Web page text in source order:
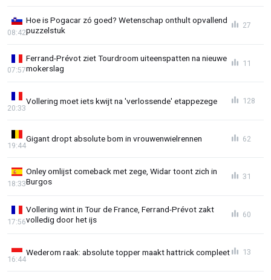
Hoe is Pogacar zó goed? Wetenschap onthult opvallend
puzzelstuk
08:42
27
Ferrand-Prévot ziet Tourdroom uiteenspatten na nieuwe
mokerslag
07:57
11
Vollering moet iets kwijt na 'verlossende' etappezege
20:33
128
Gigant dropt absolute bom in vrouwenwielrennen
19:44
62
Onley omlijst comeback met zege, Widar toont zich in
Burgos
18:33
31
Vollering wint in Tour de France, Ferrand-Prévot zakt
volledig door het ijs
17:56
60
Wederom raak: absolute topper maakt hattrick compleet
16:44
13